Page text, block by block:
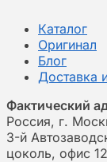
Каталог
Оригинал
Блог
Доставка
Фактический
Россия, г.
3-й
цоколь, офис